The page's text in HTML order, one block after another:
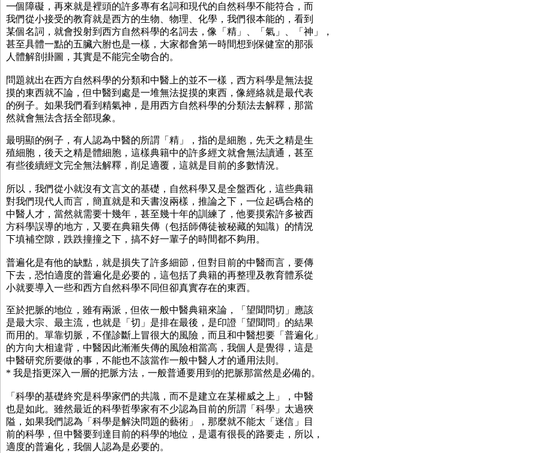
一個障礙，再來就是裡頭的許多專有名詞和現代的自然科學不能符合，而
我們從小接受的教育就是西方的生物、物理、化學，我們很本能的，看到
某個名詞，就會投射到西方自然科學的名詞去，像「精」、「氣」、「神」，
甚至具體一點的五臟六胕也是一樣，大家都會第一時間想到保健室的那張
人體解剖掛圖，其實是不能完全吻合的。
問題就出在西方自然科學的分類和中醫上的並不一樣，西方科學是無法捉
摸的東西就不論，但中醫到處是一堆無法捉摸的東西，像經絡就是最代表
的例子。如果我們看到精氣神，是用西方自然科學的分類法去解釋，那當
然就會無法含括全部現象。
最明顯的例子，有人認為中醫的所謂「精」，指的是細胞，先天之精是生
殖細胞，後天之精是體細胞，這樣典籍中的許多經文就會無法讀通，甚至
有些後續經文完全無法解釋，削足適覆，這就是目前的多數情況。
所以，我們從小就沒有文言文的基礎，自然科學又是全盤西化，這些典籍
對我們現代人而言，簡直就是和天書沒兩樣，推論之下，一位起碼合格的
中醫人才，當然就需要十幾年，甚至幾十年的訓練了，他要摸索許多被西
方科學誤導的地方，又要在典籍失傳（包括師傳徒被秘藏的知識）的情況
下填補空隙，跌跌撞撞之下，搞不好一輩子的時間都不夠用。
普遍化是有他的缺點，就是損失了許多細節，但對目前的中醫而言，要傳
下去，恐怕適度的普遍化是必要的，這包括了典籍的再整理及教育體系從
小就要導入一些和西方自然科學不同但卻真實存在的東西。
至於把脈的地位，雖有兩派，但依一般中醫典籍來論，「望聞問切」應該
是最大宗、最主流，也就是「切」是排在最後，是印證「望聞問」的結果
而用的。單靠切脈，不僅診斷上冒很大的風險，而且和中醫想要「普遍化」
的方向大相違背，中醫因此漸漸失傳的風險相當高，我個人是覺得，這是
中醫研究所要做的事，不能也不該當作一般中醫人才的通用法則。
* 我是指更深入一層的把脈方法，一般普通要用到的把脈那當然是必備的。
「科學的基礎終究是科學家們的共識，而不是建立在某權威之上」，中醫
也是如此。雖然最近的科學哲學家有不少認為目前的所謂「科學」太過狹
隘，如果我們認為「科學是解決問題的藝術」，那麼就不能太「迷信」目
前的科學，但中醫要到達目前的科學的地位，是還有很長的路要走，所以，
適度的普遍化，我個人認為是必要的。